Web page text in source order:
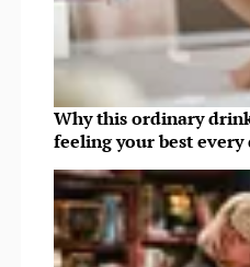
Why this ordinary
feeling your best every